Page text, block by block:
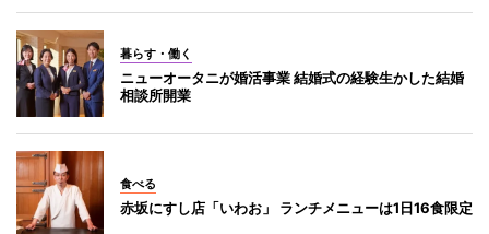
暮らす・働く
ニューオータニが婚活事業 結婚式の経験生かした結婚
相談所開業
食べる
赤坂にすし店「いわお」 ランチメニューは1日16食限定